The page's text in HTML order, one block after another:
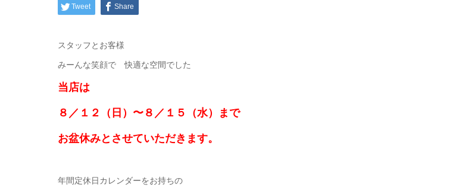
Tweet Share
スタッフとお客様
みーんな笑顔で 快適な空間でした
当店は
８／１２（日）〜８／１５（水）まで
お盆休みとさせていただきます。
年間定休日カレンダーをお持ちの